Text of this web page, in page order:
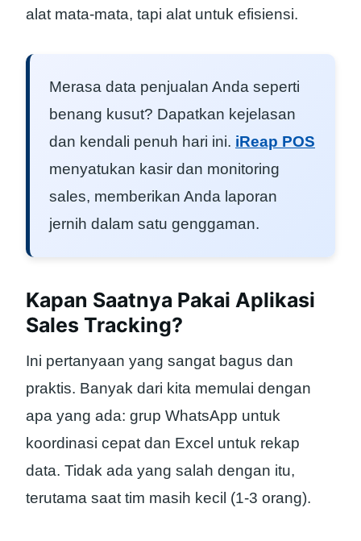
alat mata-mata, tapi alat untuk efisiensi.
Merasa data penjualan Anda seperti
benang kusut? Dapatkan kejelasan
dan kendali penuh hari ini. iReap POS
menyatukan kasir dan monitoring
sales, memberikan Anda laporan
jernih dalam satu genggaman.
Kapan Saatnya Pakai Aplikasi
Sales Tracking?
Ini pertanyaan yang sangat bagus dan
praktis. Banyak dari kita memulai dengan
apa yang ada: grup WhatsApp untuk
koordinasi cepat dan Excel untuk rekap
data. Tidak ada yang salah dengan itu,
terutama saat tim masih kecil (1-3 orang).